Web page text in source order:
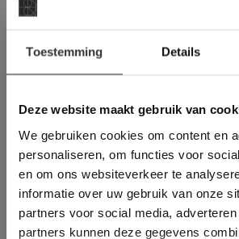
Toestemming Details
Deze website maakt gebruik van
We gebruiken cookies om content en
personaliseren, om functies voor
en om ons websiteverkeer te
informatie over uw gebruik van onze
partners voor social media,
partners kunnen deze gegevens
#1 in de categorie vloeren
Legwerk vanuit het
Meer dan 500 m2 showroom
Deze website
gebruik van
This Cookie Banner was deleted
longer working. Please contact
administrator.
Deze website gebruikt cookies
gebruikerservaring te
gebruik te maken van onze
toestemming voor alle
overeenstemming met ons
verder